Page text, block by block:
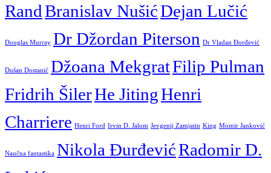
RandBranislav NušićDejan Lučić
Douglas Murray Dr Džordan Piterson Dr Vladan Đorđević
Dušan Dostanić Džoana MekgratFilip Pulman
Fridrih ŠilerHe JitingHenri
Charriere Henri Ford Irvin D. Jalom Jevgenij Zamjatin King Momir Janković
Naučna fantastika Nikola ĐurđevićRadomir D.